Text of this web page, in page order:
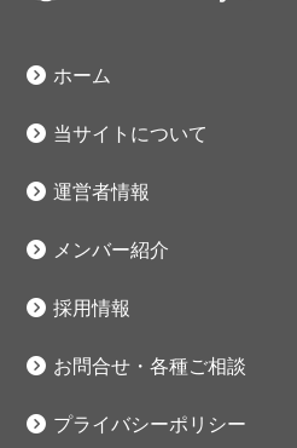
ホーム
当サイトについて
運営者情報
メンバー紹介
採用情報
お問合せ・各種ご相談
プライバシーポリシー